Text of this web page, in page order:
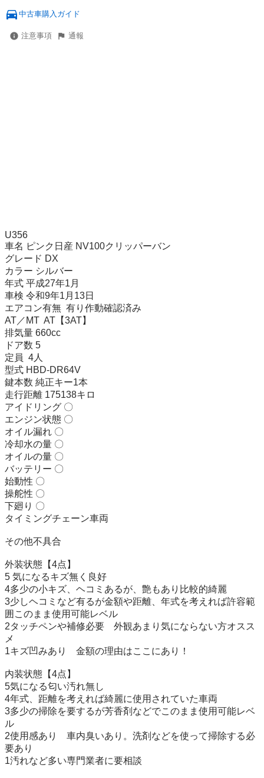
中古車購入ガイド
注意事項 通報
U356
車名 ピンク日産 NV100クリッパーバン
グレード DX
カラー シルバー
年式 平成27年1月
車検 令和9年1月13日
エアコン有無  有り作動確認済み
AT／MT  AT【3AT】
排気量 660cc
ドア数 5
定員  4人
型式 HBD-DR64V
鍵本数 純正キー1本
走行距離 175138キロ
アイドリング 〇
エンジン状態 〇
オイル漏れ 〇
冷却水の量 〇
オイルの量 〇
バッテリー 〇
始動性 〇
操舵性 〇
下廻り 〇
タイミングチェーン車両
その他不具合
外装状態【4点】
5 気になるキズ無く良好
4多少の小キズ、ヘコミあるが、艶もあり比較的綺麗
3少しヘコミなど有るが金額や距離、年式を考えれば許容範
囲このまま使用可能レベル
2タッチペンや補修必要　外観あまり気にならない方オスス
メ
1キズ凹みあり　金額の理由はここにあり！
内装状態【4点】
5気になる匂い汚れ無し
4年式、距離を考えれば綺麗に使用されていた車両
3多少の掃除を要するが芳香剤などでこのまま使用可能レベ
ル
2使用感あり　車内臭いあり。洗剤などを使って掃除する必
要あり
1汚れなど多い専門業者に要相談